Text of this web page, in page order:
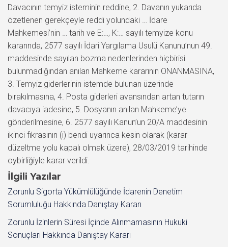
Davacının temyiz isteminin reddine, 2. Davanın yukarıda
özetlenen gerekçeyle reddi yolundaki … İdare
Mahkemesi’nin … tarih ve E:…, K:… sayılı temyize konu
kararında, 2577 sayılı İdari Yargılama Usulü Kanunu’nun 49.
maddesinde sayılan bozma nedenlerinden hiçbirisi
bulunmadığından anılan Mahkeme kararının ONANMASINA,
3. Temyiz giderlerinin istemde bulunan üzerinde
bırakılmasına, 4. Posta giderleri avansından artan tutarın
davacıya iadesine, 5. Dosyanın anılan Mahkeme’ye
gönderilmesine, 6. 2577 sayılı Kanun’un 20/A maddesinin
ikinci fıkrasının (i) bendi uyarınca kesin olarak (karar
düzeltme yolu kapalı olmak üzere), 28/03/2019 tarihinde
oybirliğiyle karar verildi.
İlgili Yazılar
Zorunlu Sigorta Yükümlülüğünde İdarenin Denetim
Sorumluluğu Hakkında Danıştay Kararı
Zorunlu İzinlerin Süresi İçinde Alınmamasının Hukuki
Sonuçları Hakkında Danıştay Kararı